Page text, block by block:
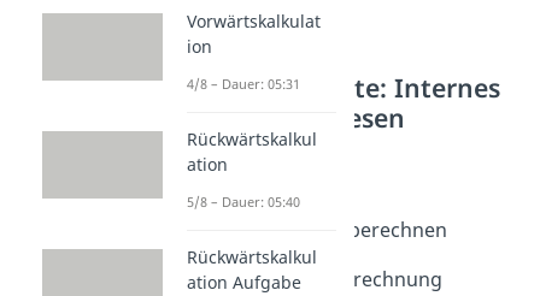
Weitere Inhalte: Internes
Rechnungswesen
Deckungsbeitrag
Dauer: 04:42
Deckungsbeitrag berechnen
Dauer: 02:19
Deckungsbeitragsrechnung
Vorwärtskalkulat
ion
4/8 – Dauer: 05:31
Rückwärtskalkul
ation
5/8 – Dauer: 05:40
Rückwärtskalkul
ation Aufgabe